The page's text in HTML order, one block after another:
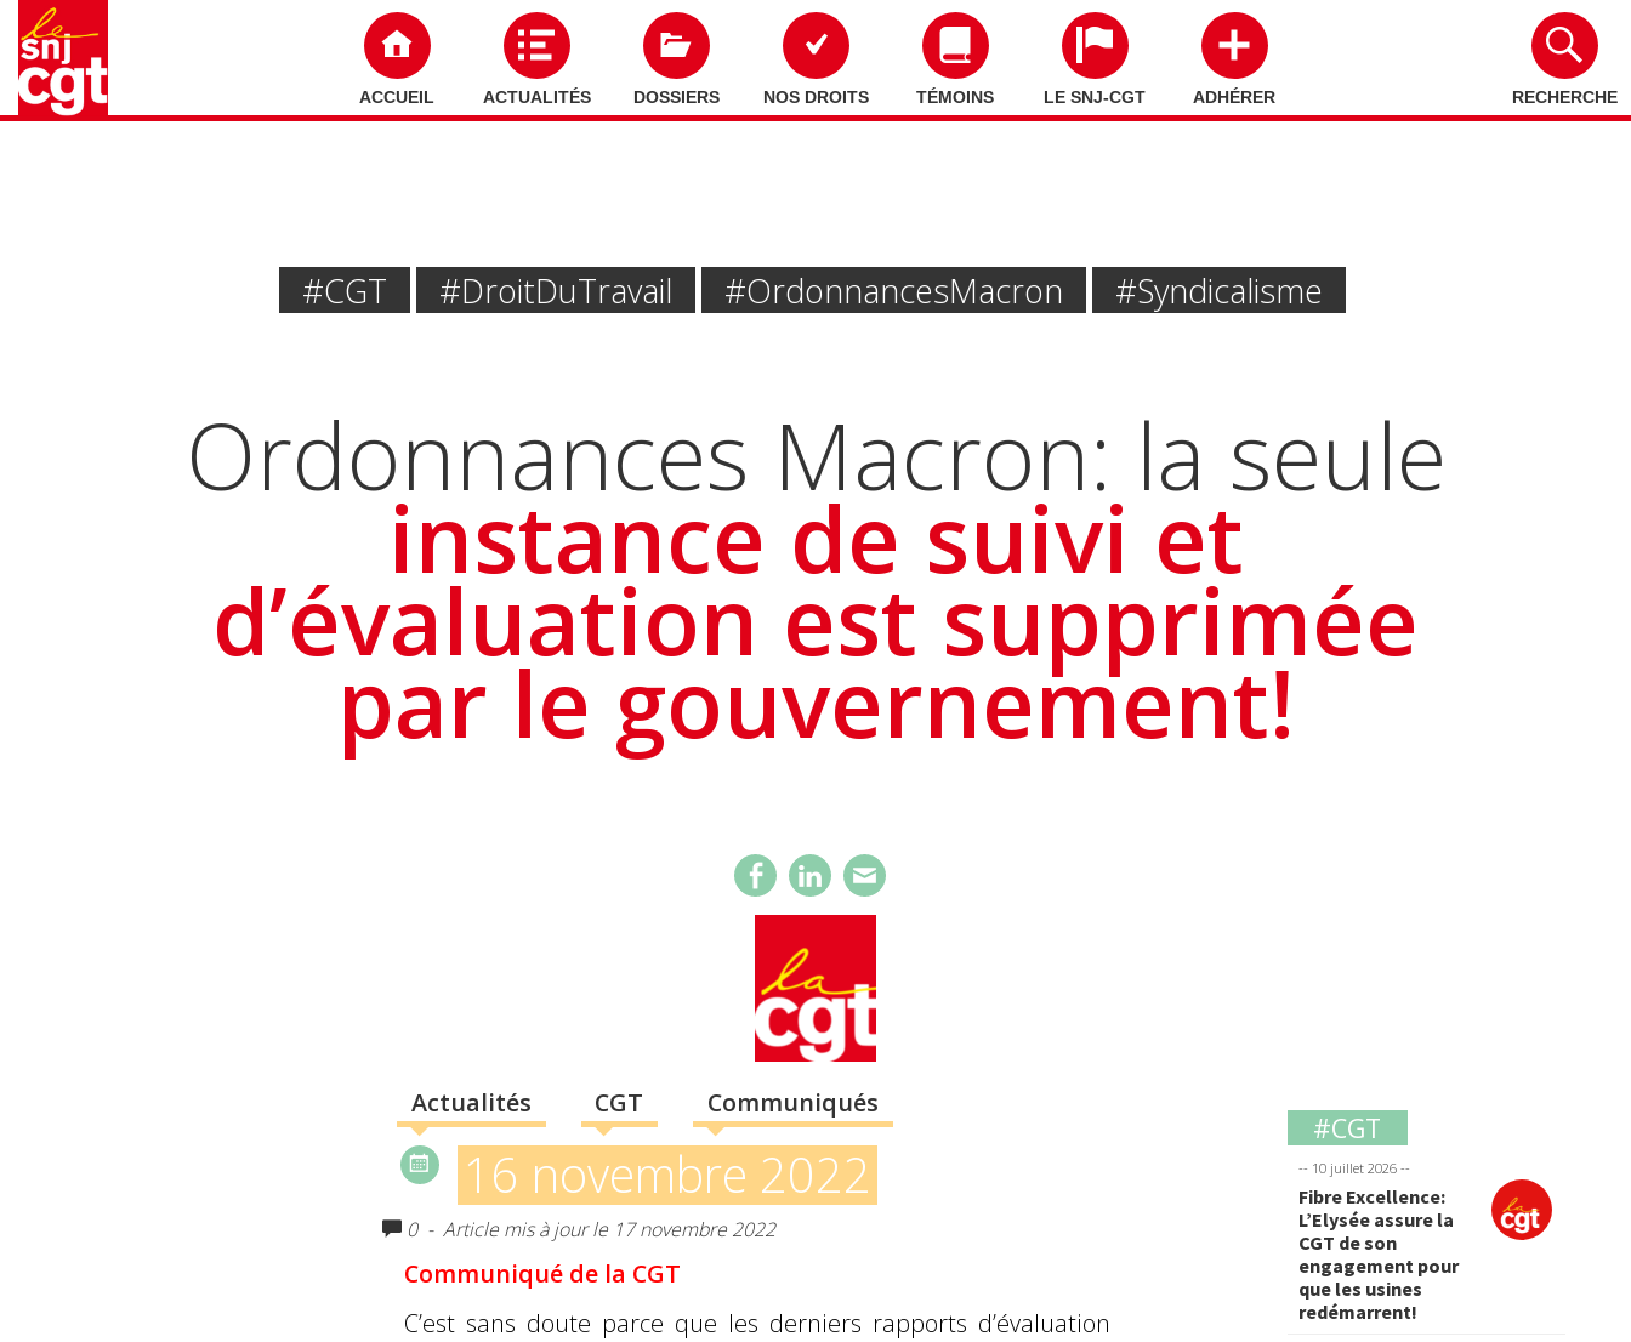
ACCUEIL ACTUALITÉS DOSSIERS NOS DROITS TÉMOINS LE SNJ-CGT ADHÉRER RECHERCHE
#CGT #Droit Du Travail #Ordonnances Macron #syndicalisme
Ordonnances Macron: la seule
instance de suivi et
d’évaluation est supprimée
par le gouvernement!
Actualités CGT Communiqués
16 novembre 2022
0 - Article mis à jour le 17 novembre 2022
Communiqué de la CGT
C’est sans doute parce que les derniers rapports d’évaluation
#CGT
-- 10 juillet 2026 --
Fibre Excellence:
L’Elysée assure la
CGT de son
engagement pour
que les usines
redémarrent!